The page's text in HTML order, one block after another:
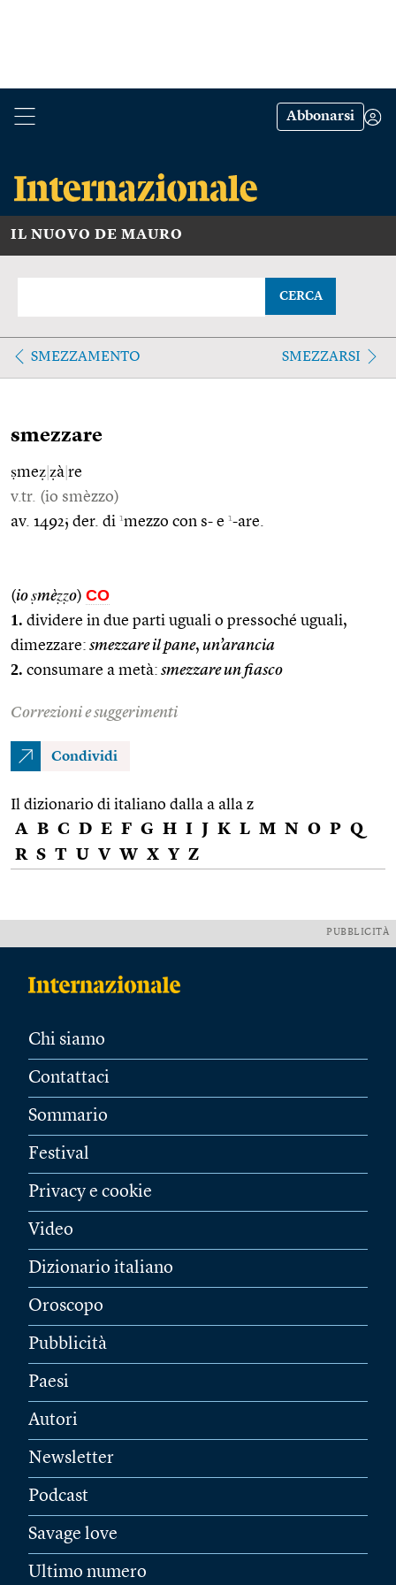
Abbonarsi
IL NUOVO DE MAURO
CERCA
SMEZZAMENTO SMEZZARSI
smezzare
ṣmeẓ ẓà re
v.tr. (io smèzzo)
av. 1492; der. di 1mezzo con s- e 1-are.
(io ṣmèẓẓo) CO
1. dividere in due parti uguali o pressoché uguali,
dimezzare: smezzare il pane, un’arancia
2. consumare a metà: smezzare un fiasco
Correzioni e suggerimenti
Condividi
Il dizionario di italiano dalla a alla z
A B C D E F G H I J K L M N O P Q
R S T U V W X Y Z
PUBBLICITÀ
Chi siamo
Contattaci
Sommario
Festival
Privacy e cookie
Video
Dizionario italiano
Oroscopo
Pubblicità
Paesi
Autori
Newsletter
Podcast
Savage love
Ultimo numero